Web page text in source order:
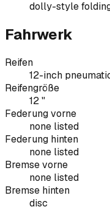
dolly-style
Fahrwerk
Reifen
12-inch
Reifengröße
12 "
Federung vorne
none listed
Federung hinten
none listed
Bremse vorne
none listed
Bremse hinten
disc